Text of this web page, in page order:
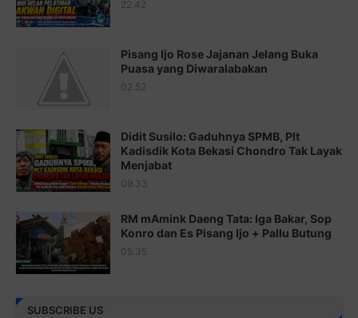
Juz 18 ⇨http://j.mp/2b8SCfc
http://j.mp/2bFSq95
http://j.mp/2brI1zc
Juz 22 ⇨http://j.mp/2bFRxNP
Juz 23 ⇨http://j.mp/2brItxm
Juz 25 ⇨http://j.mp/2brImlf
Juz 26 ⇨http://j.mp/2bFRHF2
22.42
Pisang Ijo Rose Jajanan Jelang Buka
Puasa yang Diwaralabakan
02.52
Didit Susilo: Gaduhnya SPMB, Plt
Kadisdik Kota Bekasi Chondro Tak Layak
Menjabat
09.33
RM mAmink Daeng Tata: Iga Bakar, Sop
Konro dan Es Pisang Ijo + Pallu Butung
05.35
SUBSCRIBE US